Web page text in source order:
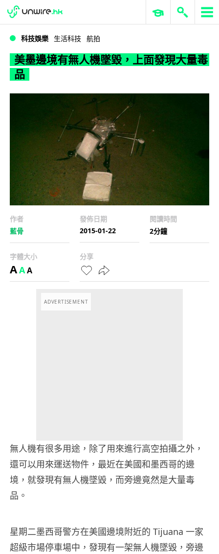
美墨邊境有無人機墜毀，上面發現大量毒品
WWDC 2026 ERP 與商業 AI
科技娛樂 生活科技 航拍
美墨邊境有無人機墜毀，上面發現大量毒
品
作者
藍骨
發佈日期
2015-01-22
閱讀時間
2分鐘
字體大小
AAA
分享
ADVERTISEMENT
無人機有很多用途，除了用來進行高空拍攝之外，
還可以用來運送物件，最近在美國和墨西哥的邊
境，就發現有無人機墜毀，而旁邊竟然是大量毒
品。
星期二墨西哥警方在美國邊境附近的 Tijuana 一家
超級市場停車場中，發現有一架無人機墜毀，旁邊